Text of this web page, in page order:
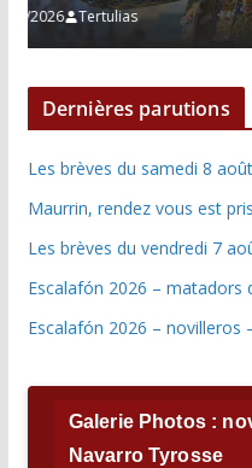
21/06/2026
Dernières parutions
Les brèves du samedi 8 août
Maurrin, rendez vous est
Les brèves du vendredi 7
Escalafón 2026 – matadors
Escalafón 2026 – novilleros
Galerie Photos :
Navarro Tyrosse